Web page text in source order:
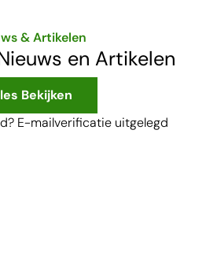
& Artikelen
en Artikelen
Bekijken